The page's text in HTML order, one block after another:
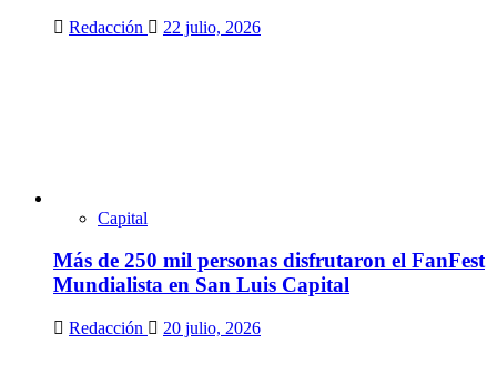
Redacción 22 julio, 2026
Capital
Más de 250 mil personas disfrutaron el FanFest
Mundialista en San Luis Capital
Redacción 20 julio, 2026